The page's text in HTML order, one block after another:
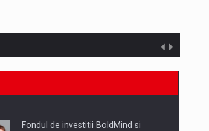
Fondul de investitii BoldMind si